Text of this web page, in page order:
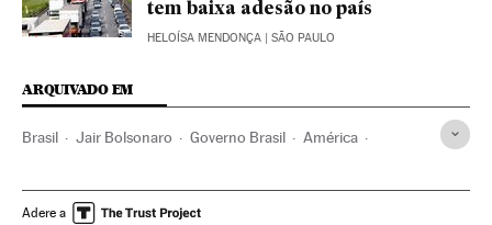
tem baixa adesão no país
HELOÍSA MENDONÇA | SÃO PAULO
ARQUIVADO EM
Brasil Jair Bolsonaro Governo Brasil América
Rodrigo Maia Davi Alcolumbre
Adere a